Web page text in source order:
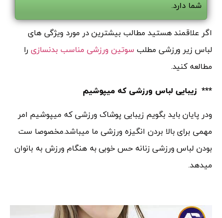
شما دارد.
اگر علاقمند هستید مطالب بیشترین در مورد ویژگی های
لباس زیر ورزشی مطلب سوتین ورزشی مناسب بدنسازیرا
مطالعه کنید.
*** زیبایی لباس ورزشی که میپوشیم
ودر پایان باید بگویم زیبایی پوشاک ورزشی که میپوشیم امر
مهمی برای بالا بردن انگیزه ورزشی ما میباشد.مخصوصا ست
بودن لباس ورزشی زنانه حس خوبی به هنگام ورزش به بانوان
میدهد.